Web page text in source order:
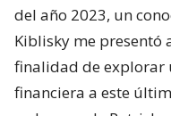
del año 2023, un
Kiblisky me presentó
finalidad de explorar
financiera a este